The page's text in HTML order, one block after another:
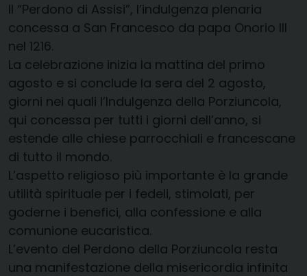
Il “Perdono di Assisi”, l’indulgenza plenaria
concessa a San Francesco da papa Onorio III
nel 1216.
La celebrazione inizia la mattina del primo
agosto e si conclude la sera del 2 agosto,
giorni nei quali l’Indulgenza della Porziuncola,
qui concessa per tutti i giorni dell’anno, si
estende alle chiese parrocchiali e francescane
di tutto il mondo.
L’aspetto religioso più importante è la grande
utilità spirituale per i fedeli, stimolati, per
goderne i benefici, alla confessione e alla
comunione eucaristica.
L’evento del Perdono della Porziuncola resta
una manifestazione della misericordia infinita